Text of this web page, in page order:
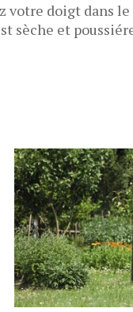
votre doigt dans
sèche et